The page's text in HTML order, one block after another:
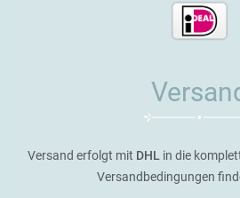
Versand erfolgt mit DHLin die
Versandbedingungen